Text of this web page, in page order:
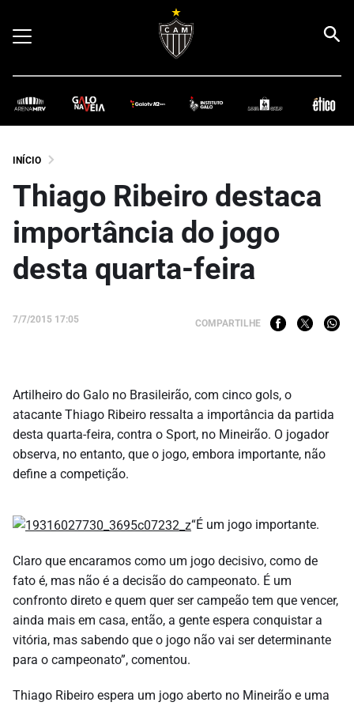
INÍCIO
Thiago Ribeiro destaca
importância do jogo
desta quarta-feira
7/7/2015 17:05 COMPARTILHE
Artilheiro do Galo no Brasileirão, com cinco gols, o
atacante Thiago Ribeiro ressalta a importância da partida
desta quarta-feira, contra o Sport, no Mineirão. O jogador
observa, no entanto, que o jogo, embora importante, não
define a competição.
“É um jogo importante.
Claro que encaramos como um jogo decisivo, como de
fato é, mas não é a decisão do campeonato. É um
confronto direto e quem quer ser campeão tem que vencer,
ainda mais em casa, então, a gente espera conquistar a
vitória, mas sabendo que o jogo não vai ser determinante
para o campeonato”, comentou.
Thiago Ribeiro espera um jogo aberto no Mineirão e uma